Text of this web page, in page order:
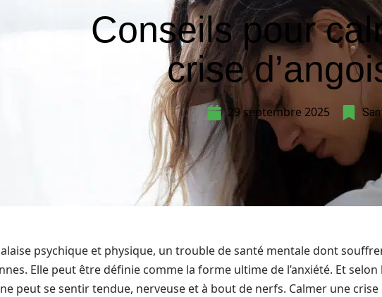
Conseils pour
crise
29 septembre 2025
psychique et physique, un trouble de santé mentale dont
Elle peut être définie comme la forme ultime de l’anxiété. Et selon
peut se sentir tendue, nerveuse et à bout de nerfs. Calmer une crise